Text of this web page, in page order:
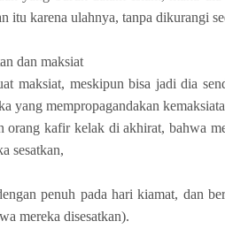
itu karena ulahnya, tanpa dikurangi
dan maksiat
maksiat, meskipun bisa jadi dia
yang mempropagandakan
orang kafir kelak di akhirat, bahwa
sesatkan,
penuh pada hari kiamat, dan
mereka disesatkan).